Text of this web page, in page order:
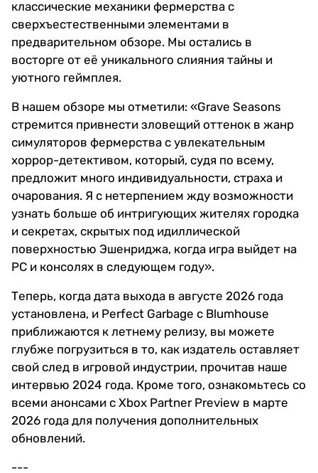
классические механики фермерства с
сверхъестественными элементами в
предварительном обзоре. Мы остались в
восторге от её уникального слияния тайны и
уютного геймплея.
В нашем обзоре мы отметили: «Grave Seasons
стремится привнести зловещий оттенок в жанр
симуляторов фермерства с увлекательным
хоррор-детективом, который, судя по всему,
предложит много индивидуальности, страха и
очарования. Я с нетерпением жду возможности
узнать больше об интригующих жителях городка
и секретах, скрытых под идиллической
поверхностью Эшенриджа, когда игра выйдет на
PC и консолях в следующем году».
Теперь, когда дата выхода в августе 2026 года
установлена, и Perfect Garbage с Blumhouse
приближаются к летнему релизу, вы можете
глубже погрузиться в то, как издатель оставляет
свой след в игровой индустрии, прочитав наше
интервью 2024 года. Кроме того, ознакомьтесь со
всеми анонсами с Xbox Partner Preview в марте
2026 года для получения дополнительных
обновлений.
---